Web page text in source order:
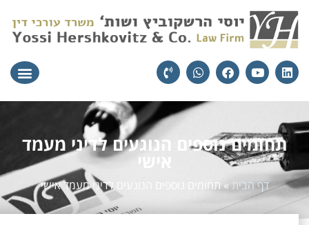
תחומים נוספים הנוגעים לדיני מעמד
אישי
דף הבית» תחומים נוספים הנוגעים לדיני מעמד אישי